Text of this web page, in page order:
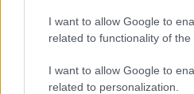
I want to allow Google to
related to functionality of the
I want to allow Google to
related to personalization.
Cardile… Nagyon erős,
az a feladat, hogy minden